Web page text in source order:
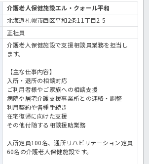
介護老人保健施設エル・クォール平和
北海道札幌市西区平和2条11丁目2-5
正社員
介護老人保健施設で支援相談員業務を担当し
ます。
【主な仕事内容】
入所・退所の相談対応
ご利用者様やご家族への相談支援
病院や居宅介護支援事業所との連絡・調整
利用契約や各種手続き
在宅復帰に向けた支援
その他付随する相談援助業務
入所定員100名、通所リハビリテーション定員
60名の介護老人保健施設です。